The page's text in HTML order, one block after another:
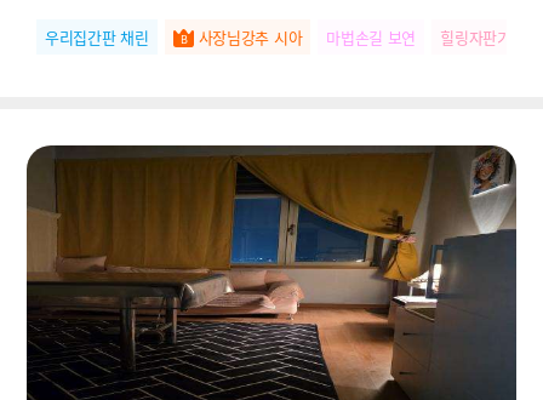
우리집간판 채린 사장님강추 시아 마법손길 보연 힐링자판기 윤아